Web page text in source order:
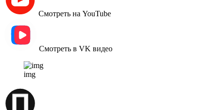
Смотреть на YouTube
Смотреть в VK видео
img